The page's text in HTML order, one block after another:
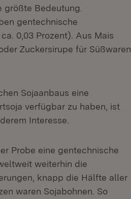
größte Bedeutung.
gentechnische
0,03 Prozent). Aus Mais
Zuckersirupe für Süßwaren
Sojaanbaus eine
verfügbar zu haben, ist
Interesse.
Probe eine gentechnische
weiterhin die
knapp die Hälfte aller
waren Sojabohnen. So